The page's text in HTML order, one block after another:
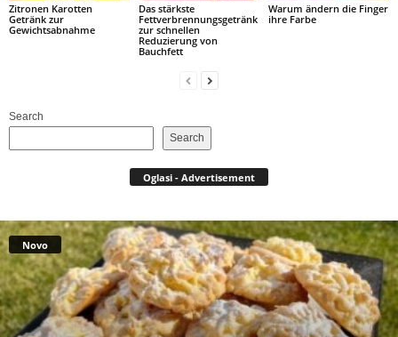
Zitronen Karotten
Getränk zur
Gewichtsabnahme
Das stärkste
Fettverbrennungsgetränk
zur schnellen
Reduzierung von
Bauchfett
Warum ändern die Finger
ihre Farbe
Search
Search
Oglasi - Advertisement
Novo